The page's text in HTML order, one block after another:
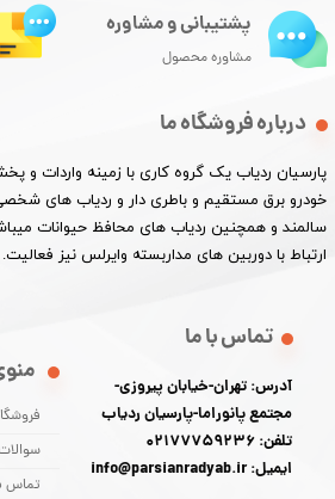
درباره فروشگاه ما
پارسیان ردیاب یک گروه کاری با زمینه واردات
خودرو برق مستقیم و باطری دار و ردیاب های
سالمند و همچنین ردیاب های محافظ حیوانات
ارتباط با دوربین های مداربسته وایرلس نیز فعالیت.​​​​​​​
تماس
تماس با ما
آدرس: تهران-خیابان پیروزی-
مجتمع پانوراما-پارسیان ردیاب
تلفن: 02177759236
ایمیل: info@parsianradyab.ir
پشتیبانی و مشاوره
مشاوره محصول